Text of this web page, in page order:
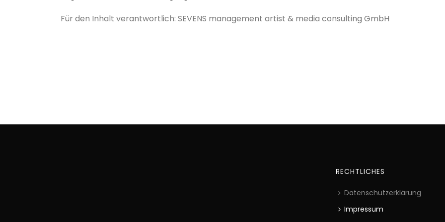
Für den Inhalt verantwortlich: SEVENS management artist & media consulting GmbH
RECHTLICHES
Datenschutzerklärung
Impressum